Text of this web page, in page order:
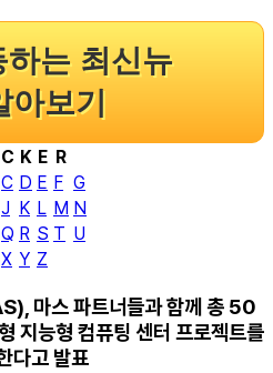
하는 최신뉴
아보기
C K E R
C D E F G
J K L M N
Q R S T U
X Y Z
마스 파트너들과 함께 총 50
지능형 컴퓨팅 센터 프로젝트를
다고 발표